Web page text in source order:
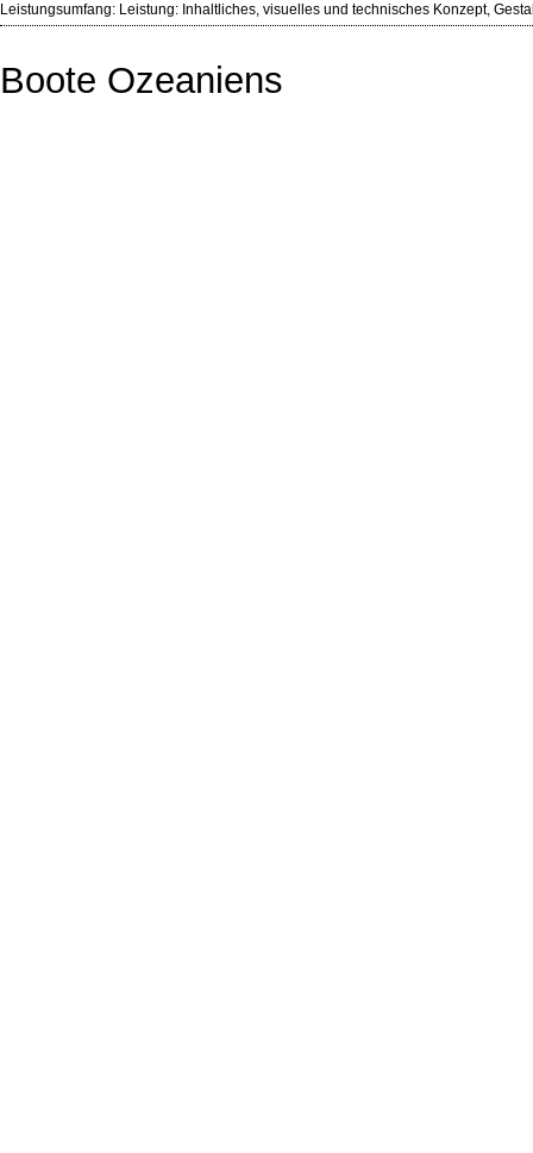
Leistungsumfang: Leistung: Inhaltliches, visuelles und technisches Konzept,
Boote Ozeaniens